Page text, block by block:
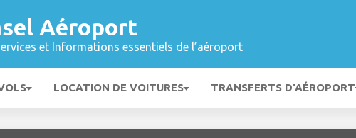
Aéroport
et Informations essentiels de l’aéroport
LOCATION DE VOITURES TRANSFERTS D'AÉROPORT